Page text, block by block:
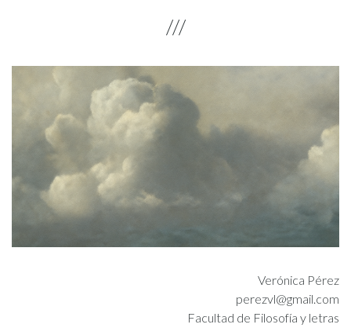
Verónica Pérez
perezvl@gmail.com
Facultad de Filosofía y letras